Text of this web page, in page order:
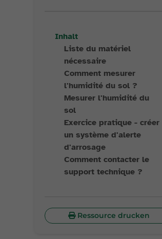
Inhalt
Liste du matériel
nécessaire
Comment mesurer
l'humidité du sol ?
Mesurer l'humidité du
sol
Exercice pratique - créer
un système d'alerte
d'arrosage
Comment contacter le
support technique ?
Ressource drucken